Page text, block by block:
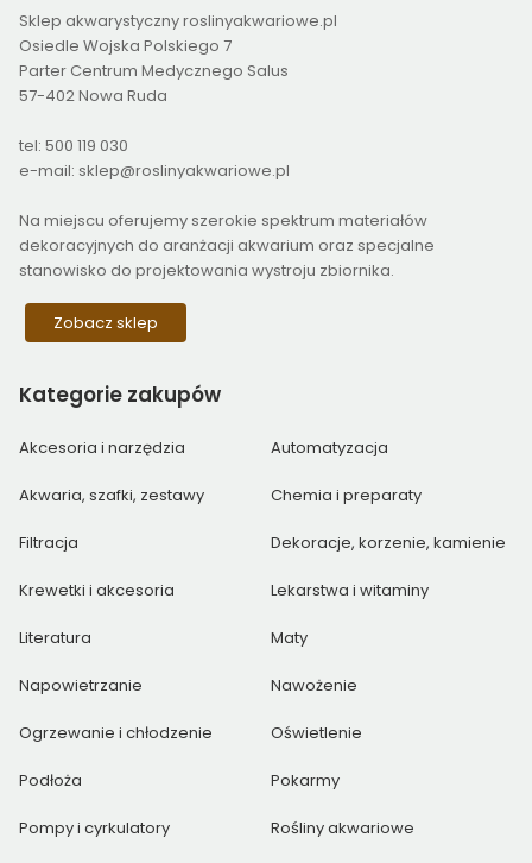
Sklep akwarystyczny roslinyakwariowe.pl
Osiedle Wojska Polskiego 7
Parter Centrum Medycznego Salus
57-402 Nowa Ruda
tel: 500 119 030
e-mail: sklep@roslinyakwariowe.pl
Na miejscu oferujemy szerokie spektrum materiałów
dekoracyjnych do aranżacji akwarium oraz specjalne
stanowisko do projektowania wystroju zbiornika.
Zobacz sklep
Kategorie zakupów
Akcesoria i narzędzia Automatyzacja
Akwaria, szafki, zestawy Chemia i preparaty
Filtracja Dekoracje, korzenie, kamienie
Krewetki i akcesoria Lekarstwa i witaminy
Literatura Maty
Napowietrzanie Nawożenie
Ogrzewanie i chłodzenie Oświetlenie
Podłoża Pokarmy
Pompy i cyrkulatory Rośliny akwariowe